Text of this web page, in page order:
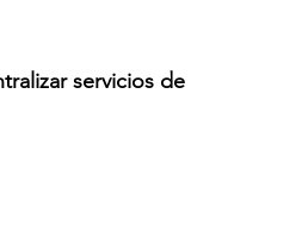
servicios de